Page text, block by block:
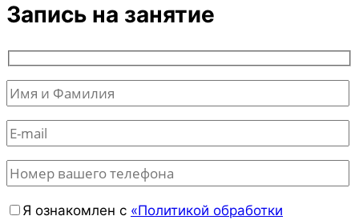
Запись на занятие
Я ознакомлен с «Политикой обработки